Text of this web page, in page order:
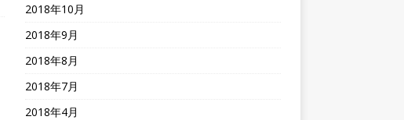
2018年10月
2018年9月
2018年8月
2018年7月
2018年4月